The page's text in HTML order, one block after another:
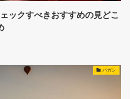
ックすべきおすすめの見どこ
バガン